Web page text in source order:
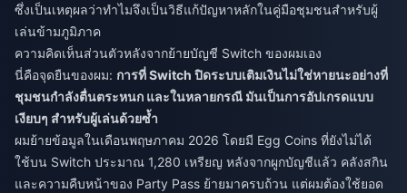
ซึ่งเป็นเหตุผลว่าทำไมจึงเป็นวิธีแก้ปัญหาหลักในคู่มือชุมชนสำหรับผู้
เล่นข้ามภูมิภาค
ความคิดเห็นส่วนตัวหลังจากย้ายบัญชี Switch ของผมเอง
นี่คือจุดยืนของผม: การที่ Switch ปิดระบบเติมเงินไม่ใช่หายนะอย่างที่
ชุมชนกำลังตื่นตระหนก และในหลายกรณี มันเป็นการอัปเกรดแบบ
เงียบๆ สำหรับผู้เล่นด้วยซ้ำ
ผมย้ายข้อมูลในเดือนพฤษภาคม 2026 โดยมี Egg Coins ที่ยังไม่ได้
ใช้บน Switch ประมาณ 1,280 เหรียญ หลังจากผูกบัญชีแล้ว คลังสกิน
และความคืบหน้าของ Party Pass ย้ายมาครบถ้วน แต่ผมต้องใช้ยอด